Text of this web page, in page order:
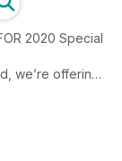
2020 Special
we’re offering
form for just